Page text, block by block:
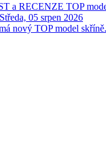
a RECENZE TOP
Středa, 05 srpen 2026
nový TOP model